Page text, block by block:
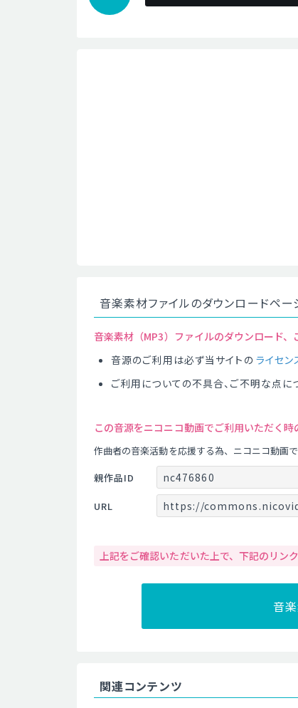
音楽素材ファイルのダウンロードペー
音楽素材（MP3）ファイルのダウンロード
音源のご利用は必ず当サイトの ライセン
ご利用についての不具合、ご不明な点に
この音源をニコニコ動画でご利用いただく時
作曲者の音楽活動を応援する為、ニコニコ動画
親作品ID
nc476860
URL https://
上記をご確認いただいた上で、下記のリン
音
関連コンテンツ